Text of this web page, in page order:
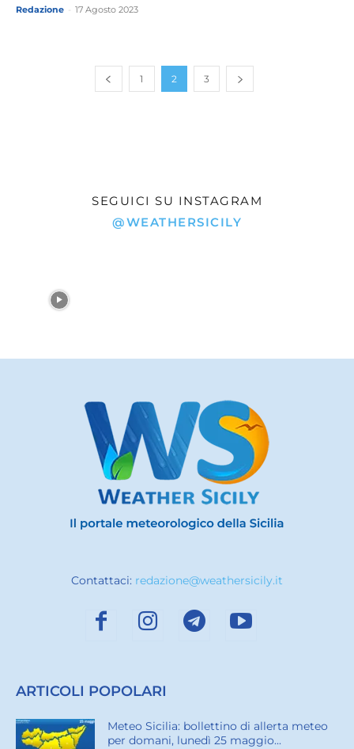
Redazione 17 Agosto 2023
1 2 3
SEGUICI SU INSTAGRAM
@WEATHERSICILY
Contattaci: redazione@weathersicily.it
ARTICOLI POPOLARI
Meteo Sicilia: bollettino di allerta meteo
per domani, lunedì 25 maggio...